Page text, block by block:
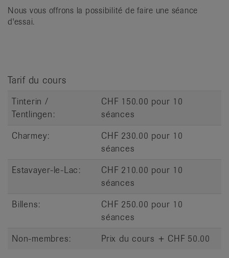
Nous vous offrons la possibilité de faire une séance
d'essai.
Tarif du cours
Tinterin /
Tentlingen:
CHF 150.00 pour 10
séances
Charmey:
CHF 230.00 pour 10
séances
Estavayer-le-Lac:
CHF 210.00 pour 10
séances
Billens:
CHF 250.00 pour 10
séances
Non-membres:
Prix du cours + CHF 50.00